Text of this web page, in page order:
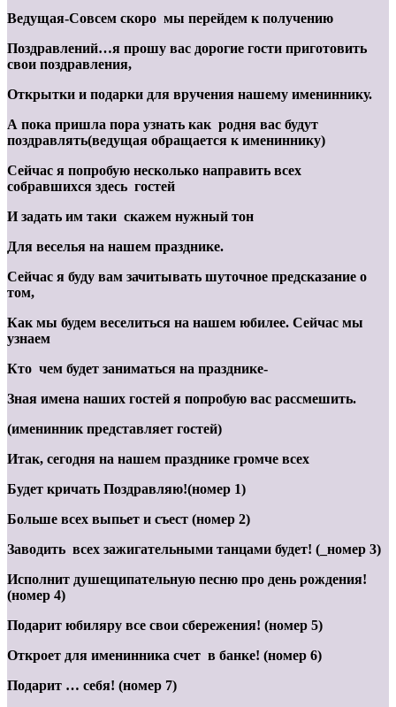
Ведущая-Совсем скоро мы перейдем к получению
Поздравлений…я прошу вас дорогие гости приготовить
свои поздравления,
Открытки и подарки для вручения нашему имениннику.
А пока пришла пора узнать как родня вас будут
поздравлять(ведущая обращается к имениннику)
Сейчас я попробую несколько направить всех
собравшихся здесь гостей
И задать им таки скажем нужный тон
Для веселья на нашем празднике.
Сейчас я буду вам зачитывать шуточное предсказание о
том,
Как мы будем веселиться на нашем юбилее. Сейчас мы
узнаем
Кто чем будет заниматься на празднике-
Зная имена наших гостей я попробую вас рассмешить.
(именинник представляет гостей)
Итак, сегодня на нашем празднике громче всех
Будет кричать Поздравляю!(номер 1)
Больше всех выпьет и съест (номер 2)
Заводить всех зажигательными танцами будет! (_номер 3)
Исполнит душещипательную песню про день рождения!
(номер 4)
Подарит юбиляру все свои сбережения! (номер 5)
Откроет для именинника счет в банке! (номер 6)
Подарит … себя! (номер 7)